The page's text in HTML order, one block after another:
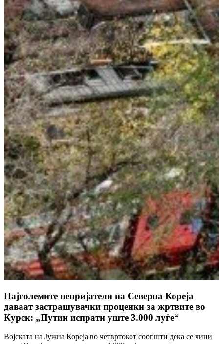
Најголемите непријатели на Северна Кореја
даваат застрашувачки проценки за жртвите во
Курск: „Путин испрати уште 3.000 луѓе“
Војската на Јужна Кореја во четвртокот соопшти дека се чини